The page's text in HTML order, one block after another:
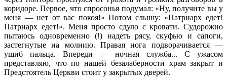
коридоре. Первое, что спросонья подумал: «Ну, получите вы у
меня — нет от вас покоя!» Потом слышу: «Патриарх едет!
Патриарх едет!». Меня просто сдуло с кровати. Судорожно
пытаюсь одновременно (!) надеть рясу, скуфью и сапоги,
застегнутые на молнию. Правая нога подворачивается —
ушиб пальца. Впереди — ночная служба... С ужасом
представляю, что по нашей безалаберности храм закрыт и
Предстоятель Церкви стоит у закрытых дверей.